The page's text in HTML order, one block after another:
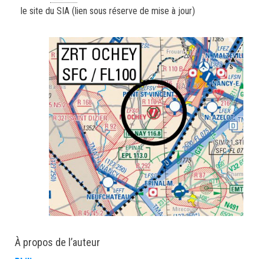
le site du SIA (lien sous réserve de mise à jour)
À propos de l’auteur